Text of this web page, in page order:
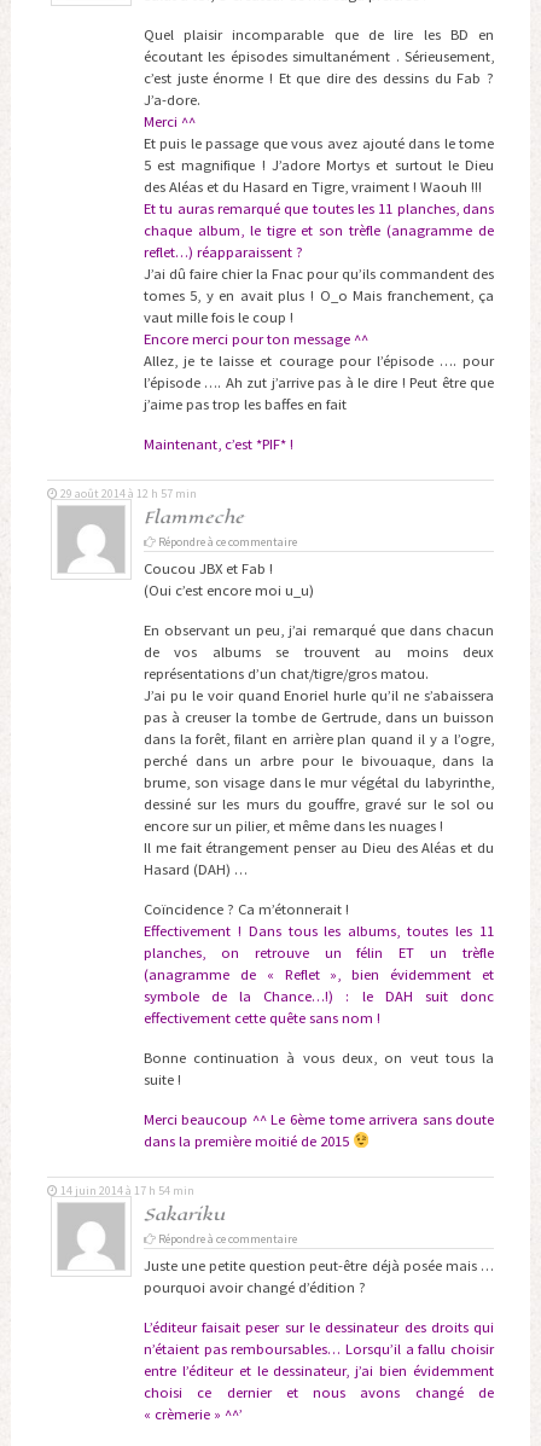
Quel plaisir incomparable que de lire les BD en
écoutant les épisodes simultanément . Sérieusement,
c’est juste énorme ! Et que dire des dessins du Fab ?
J’a-dore.
Merci ^^
Et puis le passage que vous avez ajouté dans le tome
5 est magnifique ! J’adore Mortys et surtout le Dieu
des Aléas et du Hasard en Tigre, vraiment ! Waouh !!!
Et tu auras remarqué que toutes les 11 planches, dans
chaque album, le tigre et son trèfle (anagramme de
reflet…) réapparaissent ?
J’ai dû faire chier la Fnac pour qu’ils commandent des
tomes 5, y en avait plus ! O_o Mais franchement, ça
vaut mille fois le coup !
Encore merci pour ton message ^^
Allez, je te laisse et courage pour l’épisode …. pour
l’épisode …. Ah zut j’arrive pas à le dire ! Peut être que
j’aime pas trop les baffes en fait
Maintenant, c’est *PIF* !
Flammeche
29 août 2014 à 12 h 57 min
Répondre à ce commentaire
Coucou JBX et Fab !
(Oui c’est encore moi u_u)
En observant un peu, j’ai remarqué que dans chacun
de vos albums se trouvent au moins deux
représentations d’un chat/tigre/gros matou.
J’ai pu le voir quand Enoriel hurle qu’il ne s’abaissera
pas à creuser la tombe de Gertrude, dans un buisson
dans la forêt, filant en arrière plan quand il y a l’ogre,
perché dans un arbre pour le bivouaque, dans la
brume, son visage dans le mur végétal du labyrinthe,
dessiné sur les murs du gouffre, gravé sur le sol ou
encore sur un pilier, et même dans les nuages !
Il me fait étrangement penser au Dieu des Aléas et du
Hasard (DAH) …
Coïncidence ? Ca m’étonnerait !
Effectivement ! Dans tous les albums, toutes les 11
planches, on retrouve un félin ET un trèfle
(anagramme de « Reflet », bien évidemment et
symbole de la Chance…!) : le DAH suit donc
effectivement cette quête sans nom !
Bonne continuation à vous deux, on veut tous la
suite !
Merci beaucoup ^^ Le 6ème tome arrivera sans doute
dans la première moitié de 2015
Sakariku
14 juin 2014 à 17 h 54 min
Répondre à ce commentaire
Juste une petite question peut-être déjà posée mais …
pourquoi avoir changé d’édition ?
L’éditeur faisait peser sur le dessinateur des droits qui
n’étaient pas remboursables… Lorsqu’il a fallu choisir
entre l’éditeur et le dessinateur, j’ai bien évidemment
choisi ce dernier et nous avons changé de
« crèmerie » ^^’